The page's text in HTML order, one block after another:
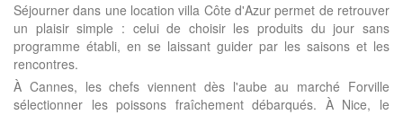
Séjourner dans une location villa Côte d'Azur permet de retrouver
un plaisir simple : celui de choisir les produits du jour sans
programme établi, en se laissant guider par les saisons et les
rencontres.
À Cannes, les chefs viennent dès l'aube au marché Forville
sélectionner les poissons fraîchement débarqués. À Nice, le